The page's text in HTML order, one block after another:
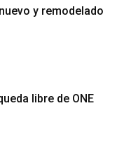
y remodelado
libre de ONE